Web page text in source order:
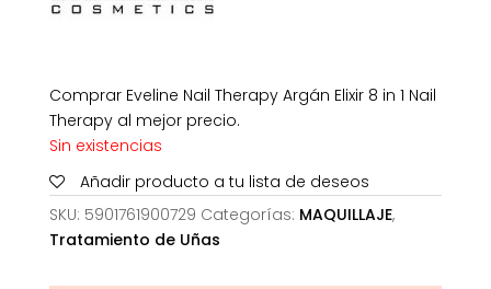
Comprar Eveline Nail Therapy Argán Elixir 8 in 1 Nail
Therapy al mejor precio.
Sin existencias
Añadir producto a tu lista de deseos
SKU: 5901761900729 Categorías: MAQUILLAJE,
Tratamiento de Uñas